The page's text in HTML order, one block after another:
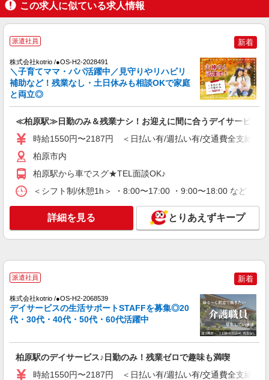
通費全支給(ガソリン代含む)＞
柏原市内
派遣社員
株式会社kotrio /●OS-H2-2068346
NEW
≪柏原駅≫介護の現場で心を燃やせ！！！デ
時給1550円〜2187円 ＜日払い有/週払い有/交
通費全支給(ガソリン代含む)＞
キープ
派遣社員
株式会社kotrio /●OS-H2-2051243
NEW
柏原駅＊年齢不問◎未経験から安定した業界
時給1550円〜2187円 ＜日払い有/週払い有/交
キープ 詳細を見る
NEW
柏原市＊グループホームSTAFF＊経験不問◎
日収1.2万円も可
この求人に似ている求人情報
派遣社員 新着
株式会社kotrio /●OS-H2-2028491
＼子育てママ・パパ活躍中／見守りやリハビリ
補助など！残業なし・土日休みも相談OKで家庭
と両立◎
≪柏原駅≫日勤のみ＆残業ナシ！お迎えに間に合うデイサービス
時給1550円〜2187円 ＜日払い有/週払い有/交通費全支給(ガ
柏原市内
柏原駅から車でスグ★TEL面談OK♪
＜シフト制/休憩1h＞ ・8:00〜17:00 ・9:00〜18:00 など ※
詳細を見る とりあえずキープ
派遣社員 新着
株式会社kotrio /●OS-H2-2068539
デイサービスの生活サポートSTAFFを募集◎20
代・30代・40代・50代・60代活躍中
柏原駅のデイサービス♪日勤のみ！残業ゼロで趣味も満喫
時給1550円〜2187円 ＜日払い有/週払い有/交通費全支給(ガ